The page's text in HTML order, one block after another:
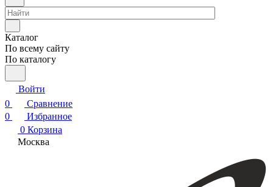
Каталог
По всему сайту
По каталогу
Войти
0
Сравнение
0
Избранное
0 Корзина
Москва